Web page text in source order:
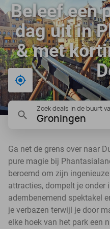
Beleef een
dag uit in
& met
Bij mij in de buurt
Zoek deals in de buurt
Groningen
Ga net de grens over naar
pure magie bij
beroemd om zijn
attracties, dompelt je onder
adembenemend spektakel
je verbazen terwijl je door
elke hoek van het park een